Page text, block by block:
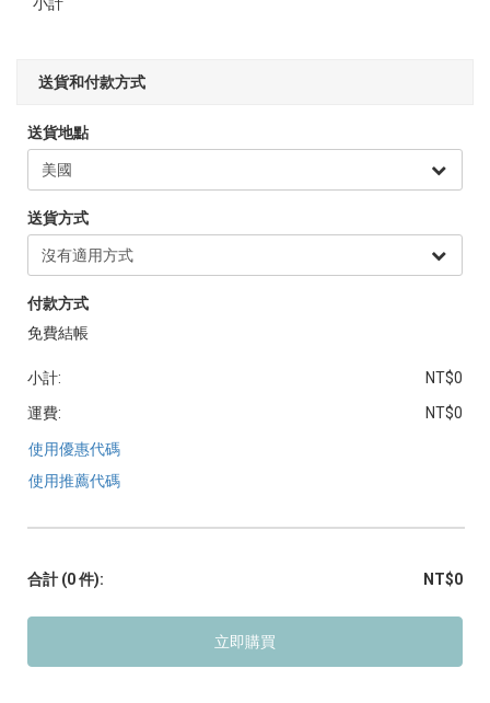
送貨和付款方式
送貨地點
送貨方式
付款方式
免費結帳
小計:
NT$0
運費:
NT$0
使用優惠代碼
使用推薦代碼
合計 (0 件): NT$0
立即購買